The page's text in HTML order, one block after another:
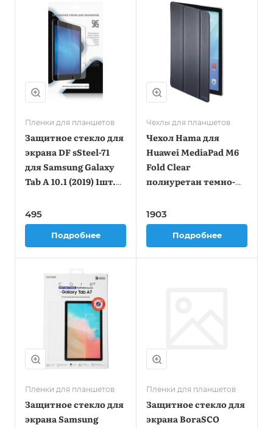
Пленки для планшетов
Защитное стекло для
экрана DF sSteel-71
для Samsung Galaxy
Tab A 10.1 (2019) 1шт.
495
Подробнее
Чехлы для планшетов
Чехол Hama для
Huawei MediaPad M6
Fold Clear
полиуретан темно-
1903
Подробнее
Пленки для планшетов
Защитное стекло для
экрана Samsung
Пленки для планшетов
Защитное стекло для
экрана BoraSCO